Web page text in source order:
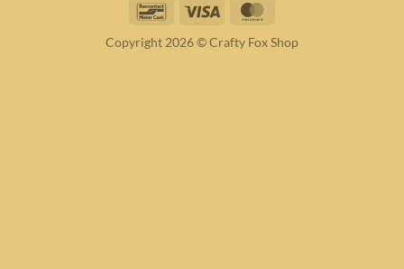
BancontactVisa
Copyright 2026 © Crafty Fox Shop